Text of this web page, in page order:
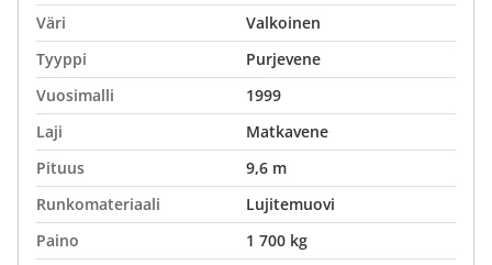
Väri
Valkoinen
Tyyppi
Purjevene
Vuosimalli
1999
Laji
Matkavene
Pituus
9,6 m
Runkomateriaali
Lujitemuovi
Paino
1 700 kg